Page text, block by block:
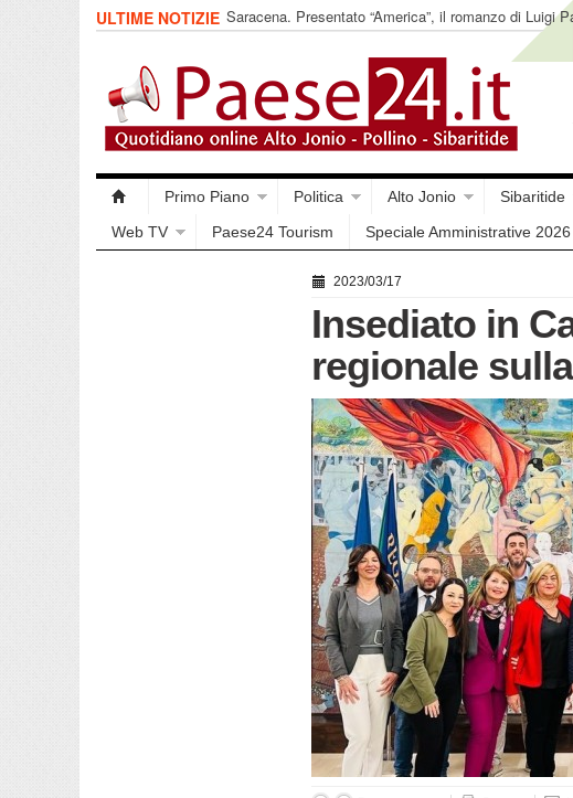
ULTIME NOTIZIE Saracena. Presentato “America”, il romanzo di Luigi
racconta l’emigrazione
Primo Piano Politica Alto Jonio Sibaritide
Web TV
Paese24 Tourism Speciale Amministrative 2026
2023/03/17
Insediato in
regionale